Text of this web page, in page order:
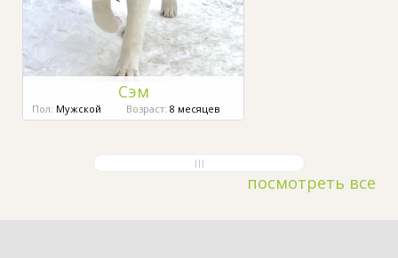
Сэм
Пол: Мужской Возраст: 8 месяцев
посмотреть все